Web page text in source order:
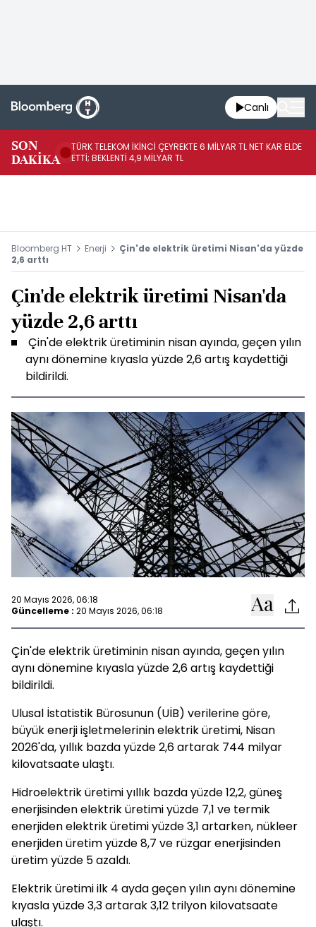
Canlı
SON
DAKİKA
TÜRK TELEKOM İKİNCİ ÇEYREKTE 6 MİLYAR TL NET KAR ELDE
ETTİ; BEKLENTİ 4,9 MİLYAR TL
Bloomberg HT Enerji
Çin'de elektrik üretimi Nisan'da yüzde
2,6 arttı
Çin'de elektrik üretimi Nisan'da
yüzde 2,6 arttı
Çin'de elektrik üretiminin nisan ayında, geçen yılın
aynı dönemine kıyasla yüzde 2,6 artış kaydettiği
bildirildi.
20 Mayıs 2026, 06:18
Güncelleme : 20 Mayıs 2026, 06:18
Çin'de elektrik üretiminin nisan ayında, geçen yılın
aynı dönemine kıyasla yüzde 2,6 artış kaydettiği
bildirildi.
Ulusal İstatistik Bürosunun (UİB) verilerine göre,
büyük enerji işletmelerinin elektrik üretimi, Nisan
2026'da, yıllık bazda yüzde 2,6 artarak 744 milyar
kilovatsaate ulaştı.
Hidroelektrik üretimi yıllık bazda yüzde 12,2, güneş
enerjisinden elektrik üretimi yüzde 7,1 ve termik
enerjiden elektrik üretimi yüzde 3,1 artarken, nükleer
enerjiden üretim yüzde 8,7 ve rüzgar enerjisinden
üretim yüzde 5 azaldı.
Elektrik üretimi ilk 4 ayda geçen yılın aynı dönemine
kıyasla yüzde 3,3 artarak 3,12 trilyon kilovatsaate
ulaştı.